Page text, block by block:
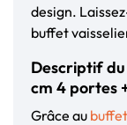
design.
buffet
Descriptif
cm 4 portes
Grâce au